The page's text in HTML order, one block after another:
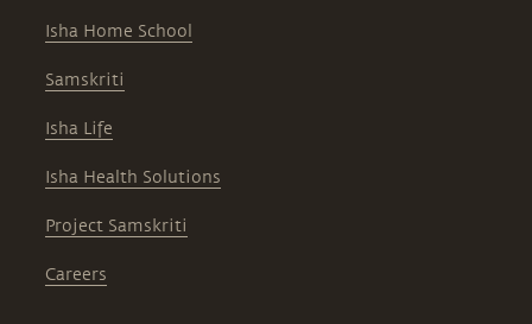
Isha Home School
Samskriti
Isha Life
Isha Health Solutions
Project Samskriti
Careers